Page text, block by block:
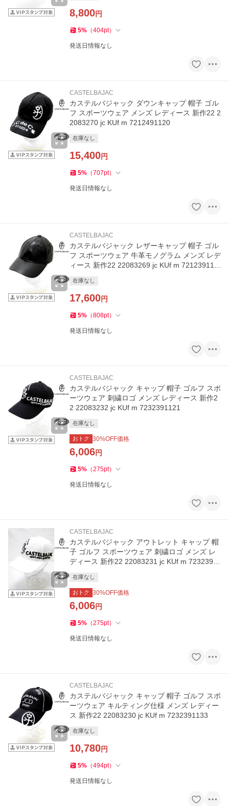
8,800円
5% （404pt）
発送日情報なし
CASTELBAJAC
カステルバジャック ダウンキャップ 帽子 ゴル
フ スポーツウェア メンズ レディース 新作22 2
2083270 jc KUf m 7212491120
在庫なし
15,400円
5% （707pt）
発送日情報なし
CASTELBAJAC
カステルバジャック レザーキャップ 帽子 ゴル
フ スポーツウェア 牛革モノグラム メンズ レデ
ィース 新作22 22083269 jc KUf m 721239113
在庫なし
17,600円
5% （808pt）
発送日情報なし
CASTELBAJAC
カステルバジャック キャップ 帽子 ゴルフ スポ
ーツウェア 刺繍ロゴ メンズ レディース 新作2
2 22083232 jc KUf m 7232391121
在庫なし
おトク 30%OFF価格
6,006円
5% （275pt）
発送日情報なし
CASTELBAJAC
カステルバジャック アウトレット キャップ 帽
子 ゴルフ スポーツウェア 刺繍ロゴ メンズ レ
ディース 新作22 22083231 jc KUf m 7232391
在庫なし
おトク 30%OFF価格
6,006円
5% （275pt）
発送日情報なし
CASTELBAJAC
カステルバジャック キャップ 帽子 ゴルフ スポ
ーツウェア キルティング仕様 メンズ レディー
ス 新作22 22083230 jc KUf m 7232391133
在庫なし
10,780円
5% （494pt）
発送日情報なし